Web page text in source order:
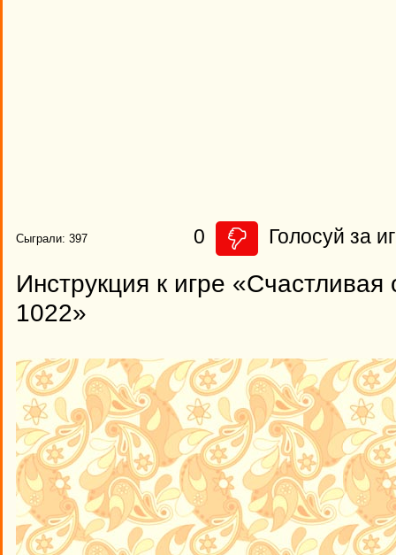
Сыграли: 397 0 Голосуй за
Инструкция к игре
1022»